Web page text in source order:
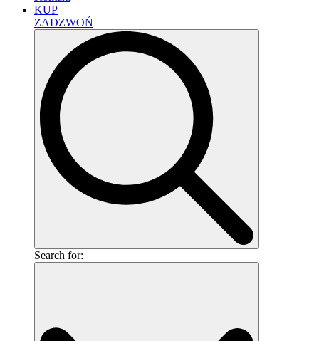
KUP
ZADZWOŃ
Search for: